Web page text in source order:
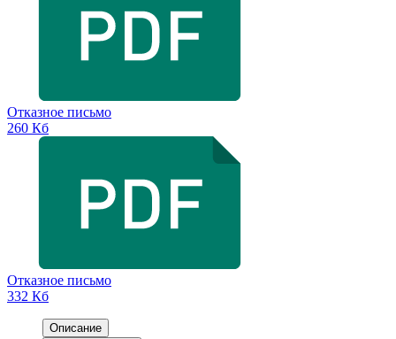
Отказное письмо
260 Кб
Отказное письмо
332 Кб
Описание